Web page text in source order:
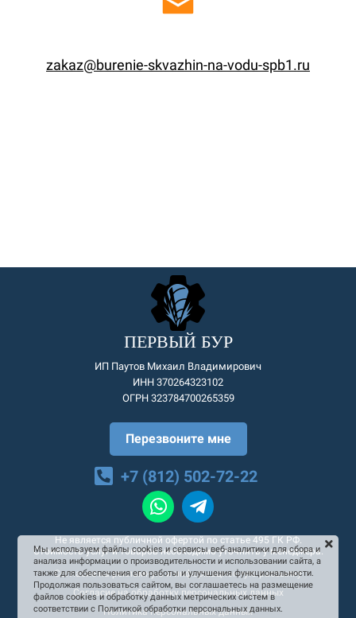
zakaz@burenie-skvazhin-na-vodu-spb1.ru
ПЕРВЫЙ БУР
ИП Паутов Михаил Владимирович
ИНН 370264323102
ОГРН 323784700265359
Перезвоните мне
+7 (812) 502-72-22
Не является публичной офертой по статье 495 ГК РФ.
Стоимость услуг и товаров необходимо уточнять у менеджера.
Согласие на рекламную и информационную рассылку
Согласие на обработку персональных данных
Политика персональных данных
Мы используем файлы cookies и сервисы веб-аналитики для сбора и
анализа информации о производительности и использовании сайта, а
также для обеспечения его работы и улучшения функциональности.
Продолжая пользоваться сайтом, вы соглашаетесь на размещение
файлов cookies и обработку данных метрических систем в
соответствии с Политикой обработки персональных данных.